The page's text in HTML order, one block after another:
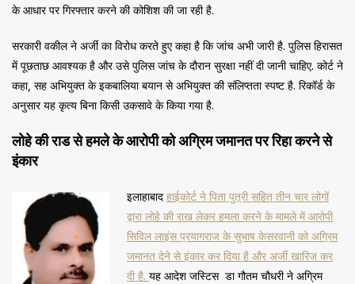
के आधार पर गिरफ्तार करने की कोशिश की जा रही है.
सरकारी वकील ने अर्जी का विरोध करते हुए कहा है कि जांच अभी जारी है. पुलिस हिरासत
में पूछताछ आवश्यक है और उसे पुलिस जांच के दौरान सुरक्षा नहीं दी जानी चाहिए. कोर्ट ने
कहा, सह अभियुक्त के इकबालिया बयान से अभियुक्त की संलिप्तता स्पष्ट है. रिकॉर्ड के
अनुसार यह कृत्य बिना किसी उकसावे के किया गया है.
लोहे की राड से हमले के आरोपी को अग्रिम जमानत पर रिहा करने से
इंकार
इलाहाबाद हाईकोर्ट ने पिता पुत्री सहित तीन चार लोगों
द्वारा लोहे की राख लेकर हमला करने के मामले में आरोपी
सिविल लाइंस प्रयागराज के सुभाष केसरवानी को अग्रिम
जमानत देने से इंकार कर दिया है और अर्जी खारिज कर
दी है. यह आदेश जस्टिस डा गौतम चौधरी ने अग्रिम